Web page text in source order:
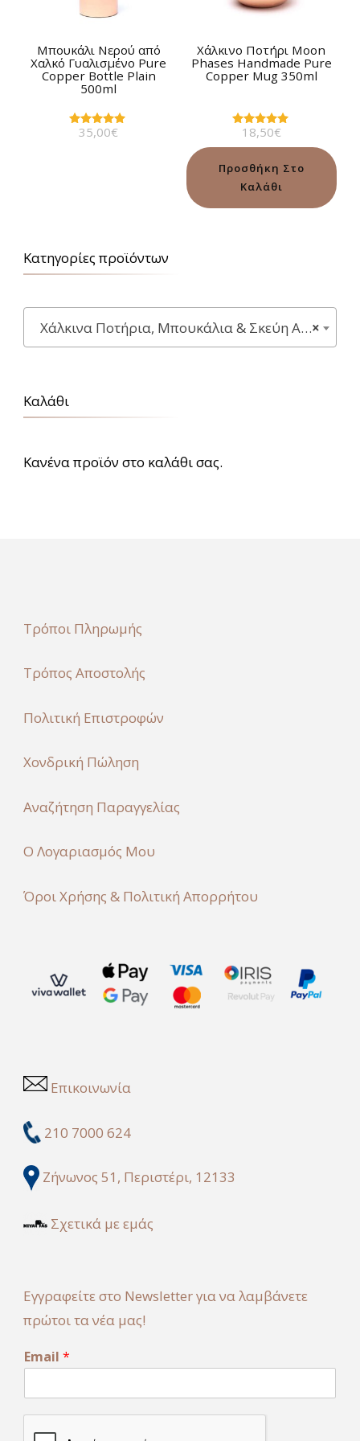
Μπουκάλι Νερού από
Χαλκό Γυαλισμένο Pure
Copper Bottle Plain
500ml
Βαθμολογήθηκε
35,00€
Χάλκινο Ποτήρι Moon
Phases Handmade Pure
Copper Mug 350ml
Βαθμολογήθηκε
από 5
18,50€
Προσθήκη Στο
Καλάθι
Κατηγορίες προϊόντων
×
Xάλκινα Ποτήρια, Μπουκάλια & Σκεύη Ayurveda
Καλάθι
Κανένα προϊόν στο καλάθι σας.
Τρόποι Πληρωμής
Τρόπος Αποστολής
Πολιτική Επιστροφών
Χονδρική Πώληση
Αναζήτηση Παραγγελίας
Ο Λογαριασμός Μου
Όροι Χρήσης & Πολιτική Απορρήτου
Επικοινωνία
210 7000 624
Ζήνωνος 51, Περιστέρι, 12133
Σχετικά με εμάς
Εγγραφείτε στο Newsletter για να λαμβάνετε
πρώτοι τα νέα μας!
E
m
i
l
Email *